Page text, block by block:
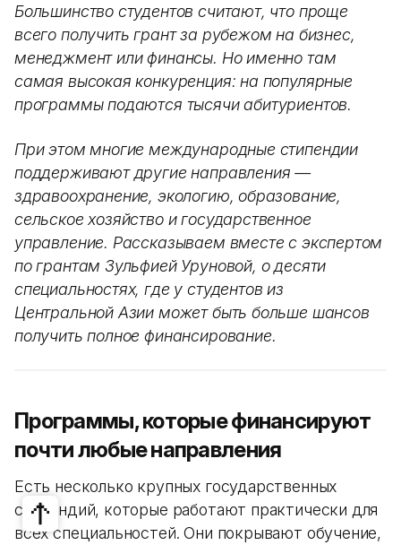
Большинство студентов считают, что проще
всего получить грант за рубежом на бизнес,
менеджмент или финансы. Но именно там
самая высокая конкуренция: на популярные
программы подаются тысячи абитуриентов.
При этом многие международные стипендии
поддерживают другие направления —
здравоохранение, экологию, образование,
сельское хозяйство и государственное
управление. Рассказываем вместе с экспертом
по грантам Зульфией Уруновой, о десяти
специальностях, где у студентов из
Центральной Азии может быть больше шансов
получить полное финансирование.
Программы, которые финансируют
почти любые направления
Есть несколько крупных государственных
стипендий, которые работают практически для
всех специальностей. Они покрывают обучение,